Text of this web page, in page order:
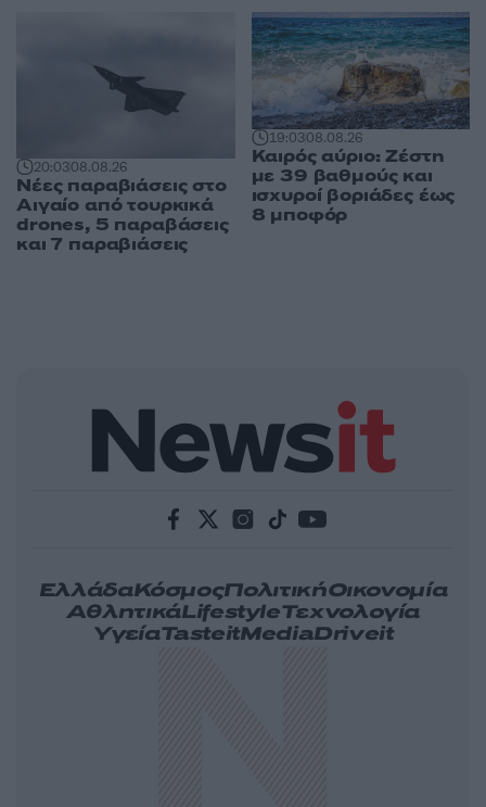
20:0308.08.26
Νέες παραβιάσεις στο
Αιγαίο από τουρκικά
drones, 5 παραβάσεις
και 7 παραβιάσεις
19:0308.08.26
Καιρός αύριο: Ζέστη
με 39 βαθμούς και
ισχυροί βοριάδες έως
8 μποφόρ
ΕλλάδαΚόσμοςΠολιτικήΟικονομία
ΑθλητικάLifestyleΤεχνολογία
ΥγείαTasteitMediaDriveit